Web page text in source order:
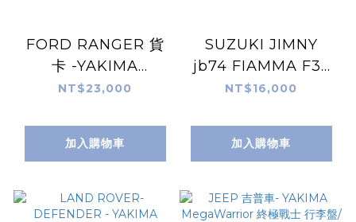
FORD RANGER 貨
卡 -YAKIMA
LockNLoad
台 實車安裝-unrv. 台
灣專業安裝車頂盤
NT$23,000
加入購物車
SUZUKI JIMNY
jb74 FIAMMA F35
PRO 180 車側帳 車邊
灣專業安裝
NT$16,000
加入購物車